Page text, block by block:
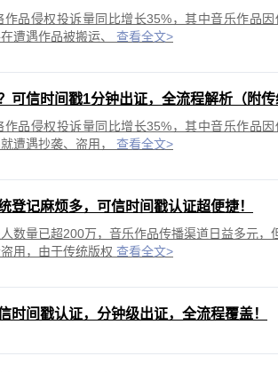
品侵权投诉量同比增长35%，其中音乐作品
遭遇作品被搬运、 查看全文>
可信时间戳1分钟出证，全流程解析（附传
品侵权投诉量同比增长35%，其中音乐作品
遭遇抄袭、盗用， 查看全文>
登记麻烦多，可信时间戳认证超便捷！
数量已超200万，音乐作品传播渠道日益多元
用，由于传统版权 查看全文>
时间戳认证，分钟级出证，全流程覆盖！